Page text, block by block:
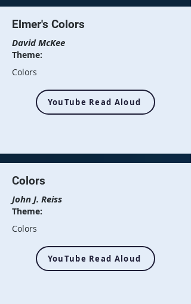
Elmer's Colors
David McKee
Theme:
Colors
YouTube Read Aloud
Colors
John J. Reiss
Theme:
Colors
YouTube Read Aloud